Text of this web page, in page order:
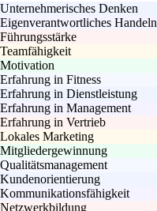
Unternehmerisches Denken
Eigenverantwortliches Handeln
Führungsstärke
Teamfähigkeit
Motivation
Erfahrung in Fitness
Erfahrung in Dienstleistung
Erfahrung in Management
Erfahrung in Vertrieb
Lokales Marketing
Mitgliedergewinnung
Qualitätsmanagement
Kundenorientierung
Kommunikationsfähigkeit
Netzwerkbildung